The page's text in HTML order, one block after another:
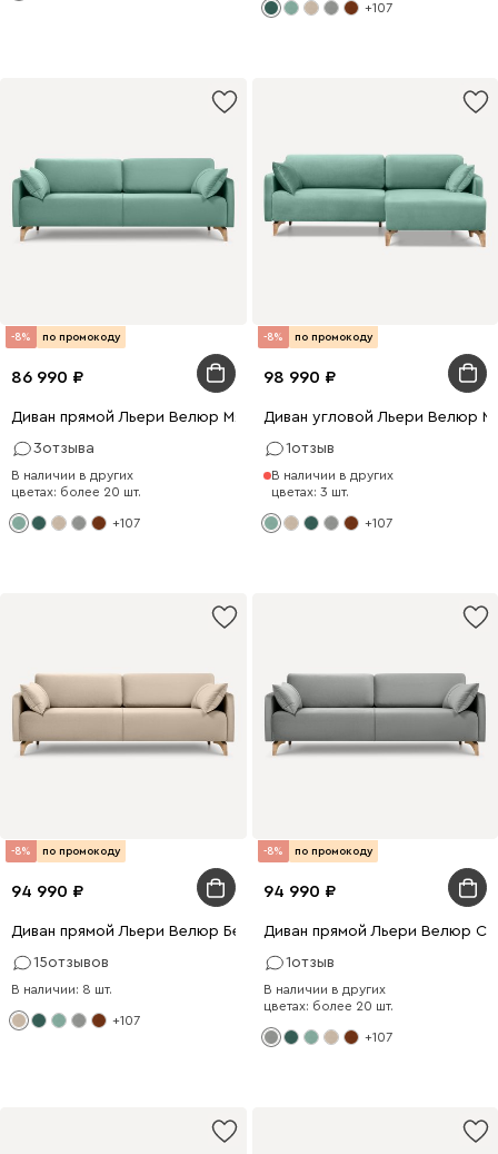
+107
-8% по промокоду
86 990
Диван прямой Льери Велюр Мятный
3отзыва
В наличии в других
цветах: более 20 шт.
+107
-8% по промокоду
98 990
Диван угловой Льери Велюр
1отзыв
В наличии в других
цветах: 3 шт.
+107
-8% по промокоду
94 990
Диван прямой Льери Велюр Бежевый
15отзывов
В наличии: 8 шт.
+107
-8% по промокоду
94 990
Диван прямой Льери Велюр
1отзыв
В наличии в других
цветах: более 20 шт.
+107